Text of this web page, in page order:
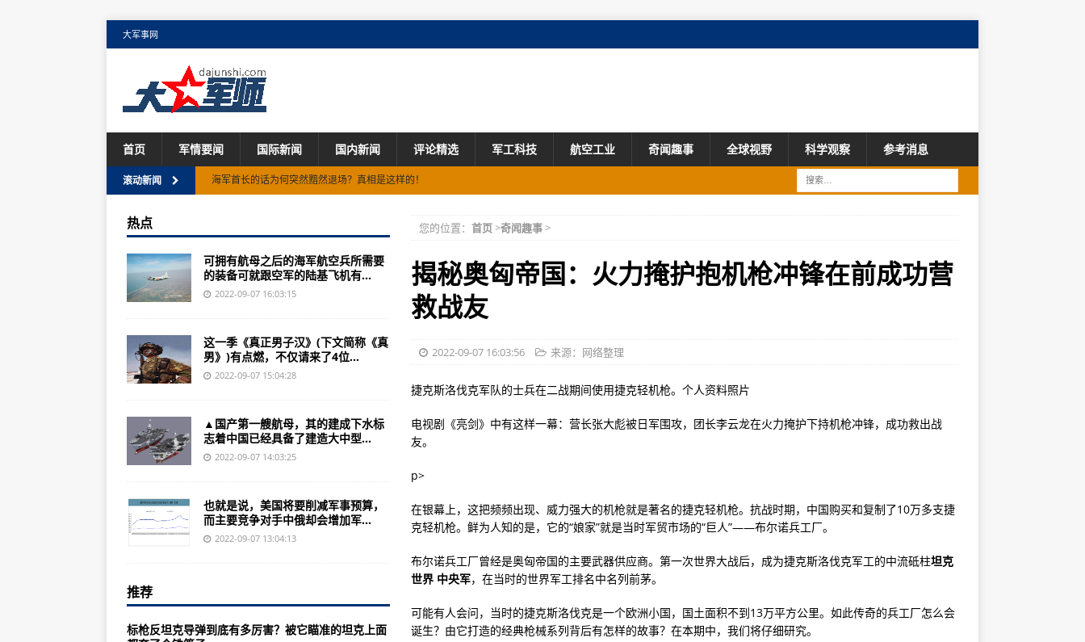
大军事网
首页 军情要闻 国际新闻 国内新闻 评论精选 军工科技 航空工业 奇闻趣事 全球视野 科学观察 参考消息
滚动新闻
海军首长的话为何突然黯然退场？真相是这样的！
1945年日本冲绳岛战役成为美国二战中代价最昂贵的战役之一
中共中央、国务院、中央军委印发《关于加强和改进新时代全民国防教育工作的意见》
《真正男子汉》空降兵“雷神”突击队秒杀宋仲基之势
《机动战士敢达OL》评测：究极的高达
还真别高估美军的战斗力，为了攻击区区弹丸之地的硫磺岛
躺平三国游戏攻略技巧超有趣的模式内容介绍(组图)
1950年11月29日黎明的第一道阳光洒向被冰原围绕
看阿汤哥跨着摩托疾驰追逐起飞的战机，你真的没有感觉？
中国绝对不可能有这样一支特种部队！但绝对震撼！
日军集结增援部队，成群结队地进攻高地湘潭
《机动战士敢达OL》新机体这两台机体加入之中
《新时代的中国国防》白皮书：人民军队积极防御战略思想
您的位置： 首页>奇闻趣事>
揭秘奥匈帝国：火力掩护抱机枪冲锋在前成功营
救战友
2022-09-07 16:03:56 来源：网络整理
捷克斯洛伐克军队的士兵在二战期间使用捷克轻机枪。个人资料照片
电视剧《亮剑》中有这样一幕：营长张大彪被日军围攻，团长李云龙在火力掩护下持机枪冲锋，成功救出战
友。
p>
在银幕上，这把频频出现、威力强大的机枪就是著名的捷克轻机枪。抗战时期，中国购买和复制了10万多支捷
克轻机枪。鲜为人知的是，它的“娘家”就是当时军贸市场的“巨人”——布尔诺兵工厂。
布尔诺兵工厂曾经是奥匈帝国的主要武器供应商。第一次世界大战后，成为捷克斯洛伐克军工的中流砥柱坦克
世界 中央军，在当时的世界军工排名中名列前茅。
可能有人会问，当时的捷克斯洛伐克是一个欧洲小国，国土面积不到13万平方公里。如此传奇的兵工厂怎么会
诞生？由它打造的经典枪械系列背后有怎样的故事？在本期中，我们将仔细研究。
热点
可拥有航母之后的海军航空兵所需要
的装备可就跟空军的陆基飞机有...
2022-09-07 16:03:15
这一季《真正男子汉》(下文简称《真
男》)有点燃，不仅请来了4位...
2022-09-07 15:04:28
▲国产第一艘航母，其的建成下水标
志着中国已经具备了建造大中型...
2022-09-07 14:03:25
也就是说，美国将要削减军事预算，
而主要竞争对手中俄却会增加军...
2022-09-07 13:04:13
推荐
标枪反坦克导弹到底有多厉害？被它瞄准的坦克上面